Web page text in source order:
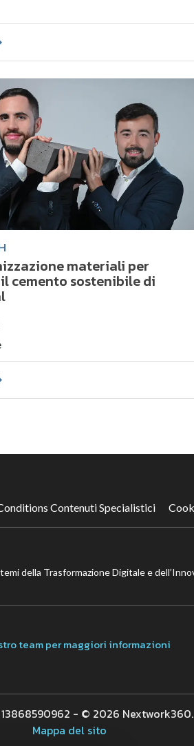
materiali per
cemento sostenibile di
Contenuti Specialistici
della Trasformazione Digitale e
team per maggiori informazioni
- © 2026 Nextwork360.
Mappa del sito